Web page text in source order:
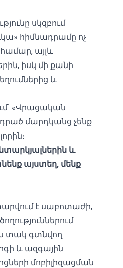
սկզբում
հիմնադրամը ոչ
այլև
իսկ մի քանի
և
«Վրացական
մարդկանց չենք
և
այստեղ, մենք
է սաբոտաժի,
տակ գտնվող
և ազգային
մոբիլիզացման